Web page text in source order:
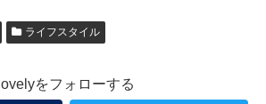
ライフスタイル
lovelyをフォローする